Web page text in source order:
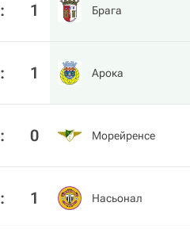
: 1 Брага
: 1 Арока
: 0 Морейренсе
: 1 Насьонал